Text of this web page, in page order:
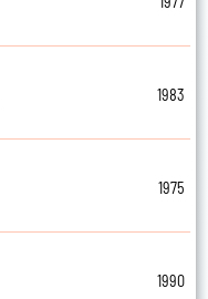
1983
1975
1990